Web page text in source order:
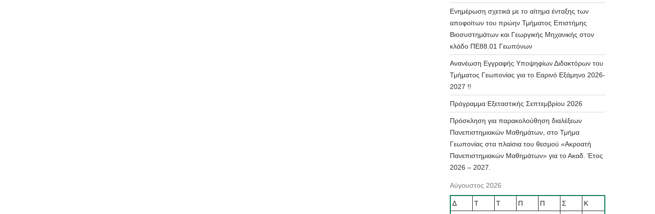
Ενημέρωση σχετικά με το αίτημα ένταξης των
αποφοίτων του πρώην Τμήματος Επιστήμης
Βιοσυστημάτων και Γεωργικής Μηχανικής στον
κλάδο ΠΕ88.01 Γεωπόνων
Ανανέωση Εγγραφής Υποψηφίων Διδακτόρων του
Τμήματος Γεωπονίας για το Εαρινό Εξάμηνο 2026-
2027 !!
Πρόγραμμα Εξεταστικής Σεπτεμβρίου 2026
Πρόσκληση για παρακολούθηση διαλέξεων
Πανεπιστημιακών Μαθημάτων, στο Τμήμα
Γεωπονίας στα πλαίσια του θεσμού «Ακροατή
Πανεπιστημιακών Μαθημάτων» για το Ακαδ. Έτος
2026 – 2027.
Αύγουστος 2026
Δ Τ Τ Π Π Σ
Κ